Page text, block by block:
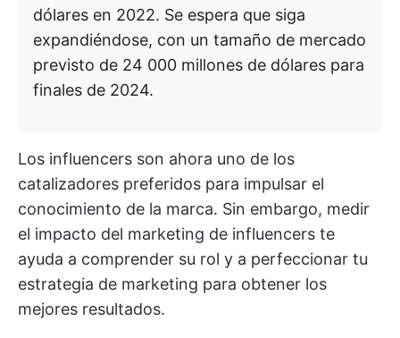
dólares en 2022. Se espera que siga
expandiéndose, con un tamaño de mercado
previsto de 24 000 millones de dólares para
finales de 2024.
Los influencers son ahora uno de los
catalizadores preferidos para impulsar el
conocimiento de la marca. Sin embargo, medir
el impacto del marketing de influencers te
ayuda a comprender su rol y a perfeccionar tu
estrategia de marketing para obtener los
mejores resultados.